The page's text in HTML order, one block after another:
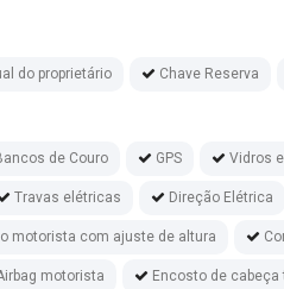
do proprietário Chave Reserva
de Couro GPS Vidros
Travas elétricas Direção Elétrica
motorista com ajuste de altura
motorista Encosto de cabeça